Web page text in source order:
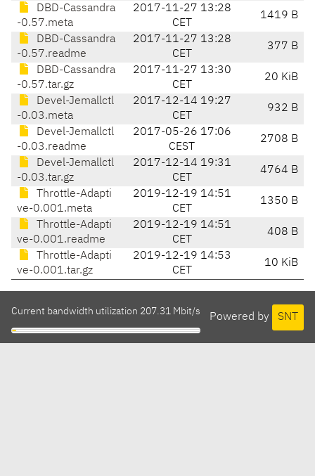
DBD-Cassandra
-0.57.meta
2017-11-27 13:28
CET
1419 B
DBD-Cassandra
-0.57.readme
2017-11-27 13:28
CET
377 B
DBD-Cassandra
-0.57.tar.gz
2017-11-27 13:30
CET
20 KiB
Devel-Jemallctl
-0.03.meta
2017-12-14 19:27
CET
932 B
Devel-Jemallctl
-0.03.readme
2017-05-26 17:06
CEST
2708 B
Devel-Jemallctl
-0.03.tar.gz
2017-12-14 19:31
CET
4764 B
Throttle-Adapti
ve-0.001.meta
2019-12-19 14:51
CET
1350 B
Throttle-Adapti
ve-0.001.readme
2019-12-19 14:51
CET
408 B
Throttle-Adapti
ve-0.001.tar.gz
2019-12-19 14:53
CET
10 KiB
Powered by SNT
Current bandwidth utilization 207.31 Mbit/s